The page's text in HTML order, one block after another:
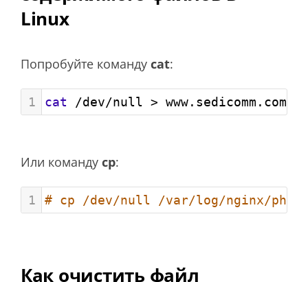
Linux
Попробуйте команду cat:
1 cat /dev/null >
Или команду cp:
1 # cp /dev/null /var/log/nginx/
Как очистить файл